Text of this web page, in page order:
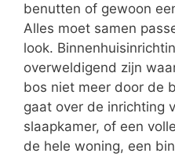
benutten of gewoon
Alles moet samen
look.
overweldigend zijn
bos niet meer door de
gaat over de inrichting
slaapkamer, of een
de hele woning, een